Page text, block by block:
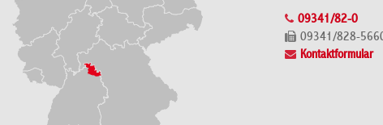
09341/82-0
09341/828-
Kontaktformular